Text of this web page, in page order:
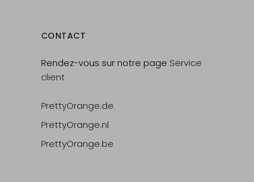
CONTACT
Rendez-vous sur notre page Service
client
PrettyOrange.de
PrettyOrange.nl
PrettyOrange.be